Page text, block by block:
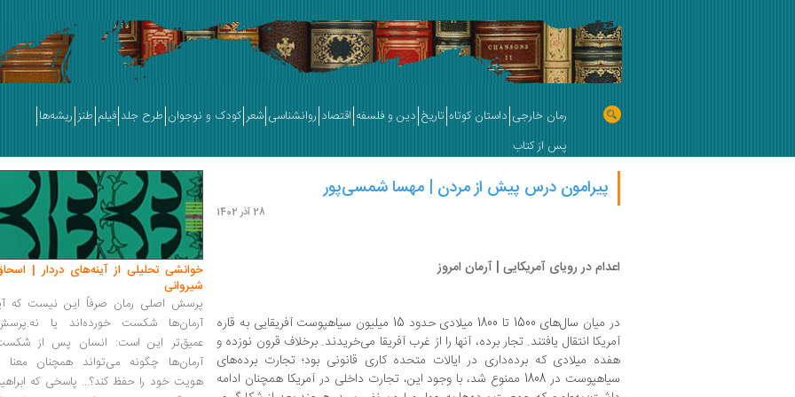
رمان خارجی داستان کوتاه تاریخ دین و فلسفه اقتصاد روانشناسی شعر کودک و نوجوان طرح جلد فیلم طنز ریشه‌ها
پس از کتاب
پیرامون درس پیش از مردن | مهسا شمسی‌‌‌‌‌‌پور
28 آذر 1402
اعدام در رویای آمریکایی | آرمان امروز
در میان سال‌های 1500 تا 1800 میلادی حدود 15 میلیون سیاهپوست آفریقایی به قاره
آمریکا انتقال یافتند. تجار برده، آنها را از غرب آفریقا می‌خریدند. برخلاف قرون نوزده و
هفده میلادی که برده‌داری در ایالات متحده کاری قانونی بود؛ تجارت برده‌های
سیاهپوست در 1808 ممنوع شد، با وجود این، تجارت داخلی در آمریکا همچنان ادامه
خوانشی تحلیلی از آینه‌های دردار |
شیروانی
پرسش اصلی رمان صرفاً این نیست که
آرمان‌ها شکست خورده‌اند یا
عمیق‌تر این است: انسان پس از
آرمان‌ها چگونه می‌تواند همچنان معنا
هویت خود را حفظ کند؟... پاسخی که